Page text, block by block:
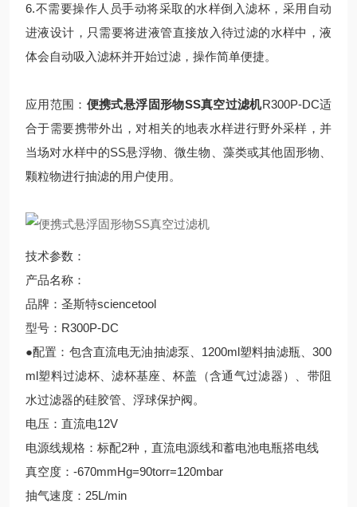
6.不需要操作人员手动将采取的水样倒入滤杯，采用自动
进液设计，只需要将进液管直接放入待过滤的水样中，液
体会自动吸入滤杯并开始过滤，操作简单便捷。
应用范围： 便携式悬浮固形物SS真空过滤机R300P-DC适
合于需要携带外出，对相关的地表水样进行野外采样，并
当场对水样中的SS悬浮物、微生物、藻类或其他固形物、
颗粒物进行抽滤的用户使用。
技术参数：
产品名称：
品牌：圣斯特sciencetool
型号：R300P-DC
●配置：包含直流电无油抽滤泵、1200ml塑料抽滤瓶、300
ml塑料过滤杯、滤杯基座、杯盖（含通气过滤器）、带阻
水过滤器的硅胶管、浮球保护阀。
电压：直流电12V
电源线规格：标配2种，直流电源线和蓄电池电瓶搭电线
真空度：-670mmHg=90torr=120mbar
抽气速度：25L/min